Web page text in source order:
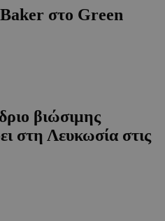
στο Green
βιώσιμης
στη Λευκωσία στις